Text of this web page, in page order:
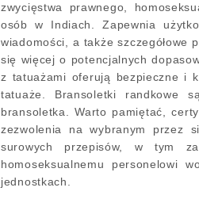
zwycięstwa prawnego,
osób w Indiach. Zapewnia
wiadomości, a także szczegółowe
się więcej o potencjalnych
z tatuażami oferują bezpieczne i
tatuaże. Bransoletki randkowe
bransoletka. Warto pamiętać,
zezwolenia na wybranym przez
surowych przepisów, w tym
homoseksualnemu personelowi
jednostkach.